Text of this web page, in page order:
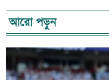
আরো পড়ুন